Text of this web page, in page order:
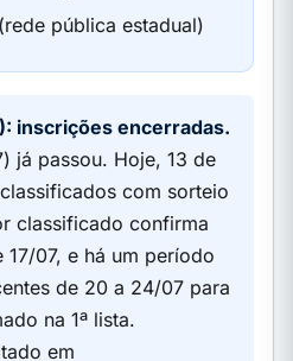
pública estadual)
inscrições encerradas.
já passou. Hoje, 13 de
com sorteio
classificado confirma
17/07, e há um período
de 20 a 24/07 para
na 1ª lista.
em